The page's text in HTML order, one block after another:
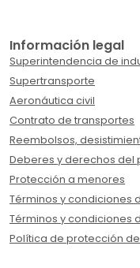
Información legal
Superintendencia de
Supertransporte
Aeronáutica civil
Contrato de transportes
Reembolsos,
Deberes y derechos del
Protección a menores
Términos y condiciones
Términos y condiciones
Política de protección